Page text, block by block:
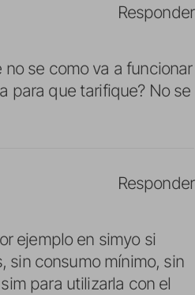
se como va a funcionar
para que tarifique? No se
Responder
ejemplo en simyo si
sin consumo mínimo, sin
para utilizarla con el
Responder